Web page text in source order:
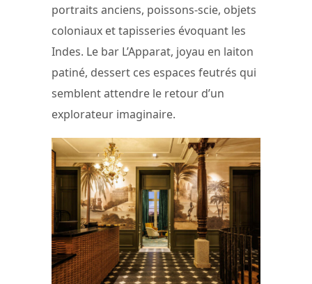
portraits anciens, poissons-scie, objets
coloniaux et tapisseries évoquant les
Indes. Le bar L’Apparat, joyau en laiton
patiné, dessert ces espaces feutrés qui
semblent attendre le retour d’un
explorateur imaginaire.